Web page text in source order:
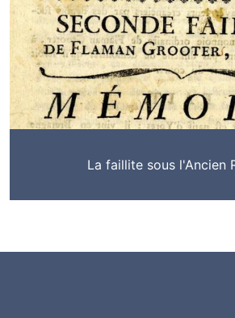
La faillite sous l'Ancien